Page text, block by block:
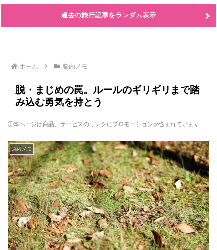
過去の旅行記事をランダム表示
ホーム 脳内メモ
脱・まじめの罠。ルールのギリギリまで踏
み込む勇気を持とう
ⓘ本ページは商品、サービスのリンクにプロモーションが含まれています
脳内メモ